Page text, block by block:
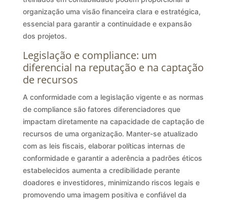
organização uma visão financeira clara e estratégica,
essencial para garantir a continuidade e expansão
dos projetos.
Legislação e compliance: um
diferencial na reputação e na captação
de recursos
A conformidade com a legislação vigente e as normas
de compliance são fatores diferenciadores que
impactam diretamente na capacidade de captação de
recursos de uma organização. Manter-se atualizado
com as leis fiscais, elaborar políticas internas de
conformidade e garantir a aderência a padrões éticos
estabelecidos aumenta a credibilidade perante
doadores e investidores, minimizando riscos legais e
promovendo uma imagem positiva e confiável da